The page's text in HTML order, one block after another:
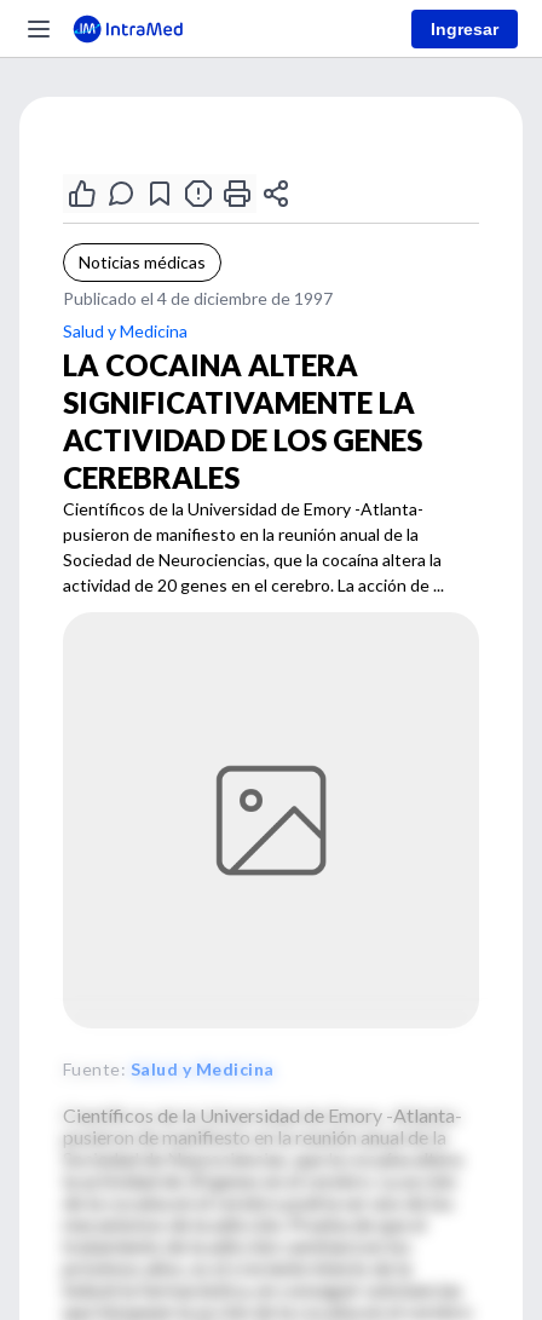
Ingresar
Noticias médicas
Publicado el 4 de diciembre de 1997
Salud y Medicina
LA COCAINA ALTERA
SIGNIFICATIVAMENTE LA
ACTIVIDAD DE LOS GENES
CEREBRALES
Científicos de la Universidad de Emory -Atlanta-
pusieron de manifiesto en la reunión anual de la
Sociedad de Neurociencias, que la cocaína altera la
actividad de 20 genes en el cerebro. La acción de ...
Fuente: Salud y Medicina
Científicos de la Universidad de Emory -Atlanta-
pusieron de manifiesto en la reunión anual de la
industria farmacéutica, en conseguir substancias